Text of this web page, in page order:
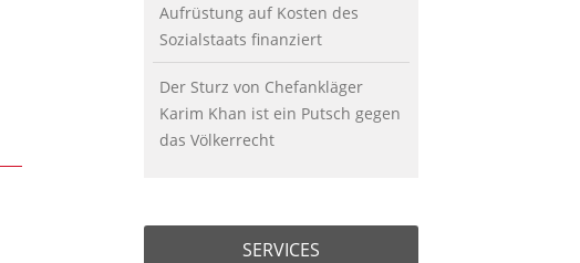
Aufrüstung auf Kosten des
Sozialstaats finanziert
Der Sturz von Chefankläger
Karim Khan ist ein Putsch gegen
das Völkerrecht
SERVICES